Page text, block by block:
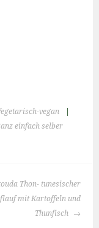
vegan
einfach selber
Thon- tunesischer
mit Kartoffeln und
Thunfisch